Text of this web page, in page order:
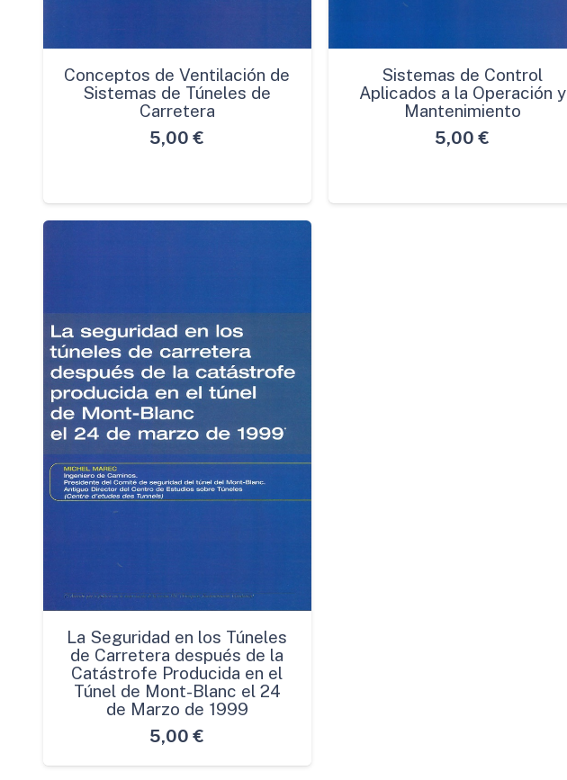
Conceptos de Ventilación de
Sistemas de Túneles de
Carretera
5,00 €
Sistemas de Control
Aplicados a la Operación y
Mantenimiento
5,00 €
La Seguridad en los Túneles
de Carretera después de la
Catástrofe Producida en el
Túnel de Mont-Blanc el 24
de Marzo de 1999
5,00 €